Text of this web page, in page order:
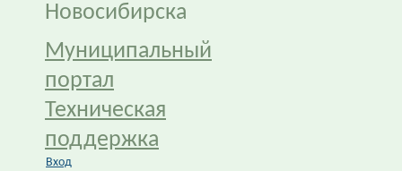
Новосибирска
Муниципальный
портал
Техническая
поддержка
Вход